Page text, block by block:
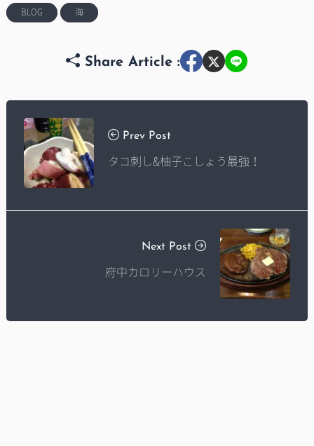
BLOG 海
Share Article :
Prev Post
タコ刺し&柚子こしょう最強！
Next Post
府中カロリーハウス